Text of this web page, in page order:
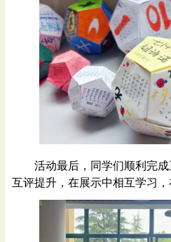
活动最后，同学们顺利完
互评提升，在展示中相互学习，